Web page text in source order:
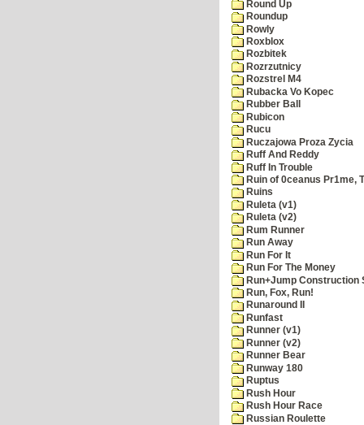
Round Up
Roundup
Rowly
Roxblox
Rozbitek
Rozrzutnicy
Rozstrel M4
Rubacka Vo Kopec
Rubber Ball
Rubicon
Rucu
Ruczajowa Proza Zycia
Ruff And Reddy
Ruff In Trouble
Ruin of 0ceanus Pr1me,
Ruins
Ruleta (v1)
Ruleta (v2)
Rum Runner
Run Away
Run For It
Run For The Money
Run+Jump Construction
Run, Fox, Run!
Runaround II
Runfast
Runner (v1)
Runner (v2)
Runner Bear
Runway 180
Ruptus
Rush Hour
Rush Hour Race
Russian Roulette